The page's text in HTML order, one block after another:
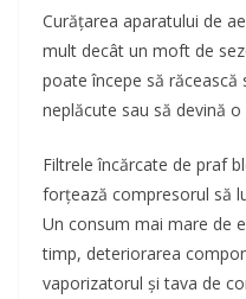
Curățarea aparatului de
mult decât un moft de
poate începe să răcească
neplăcute sau să devină
Filtrele încărcate de praf
forțează compresorul să
Un consum mai mare de
timp, deteriorarea
vaporizatorul și tava de